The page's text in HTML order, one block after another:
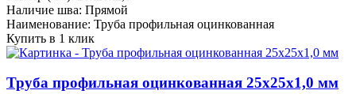
Наличие шва: Прямой
Наименование: Труба профильная оцинкованная
Купить в 1 клик
Труба профильная оцинкованная 25x25x1,0 мм